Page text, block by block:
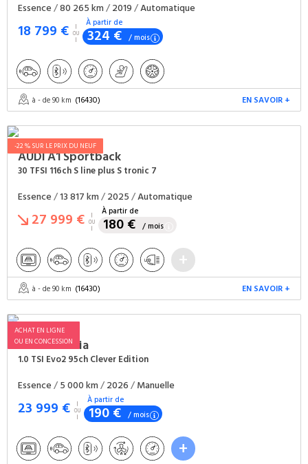
Essence/80 265 km/2019/Automatique
18 799 € À partir de
324 € / mois
à - de 90 km (16430) EN SAVOIR +
-22 % SUR LE PRIX DU NEUF
AUDIA1 Sportback
30 TFSI 116ch S line plus S tronic 7
Essence/13 817 km/2025/Automatique
27 999 € À partir de
180 € / mois
à - de 90 km (16430) EN SAVOIR +
ACHAT EN LIGNE
OU EN CONCESSION
SKODAFabia
1.0 TSI Evo2 95ch Clever Edition
Essence/5 000 km/2026/Manuelle
23 999 € À partir de
190 € / mois